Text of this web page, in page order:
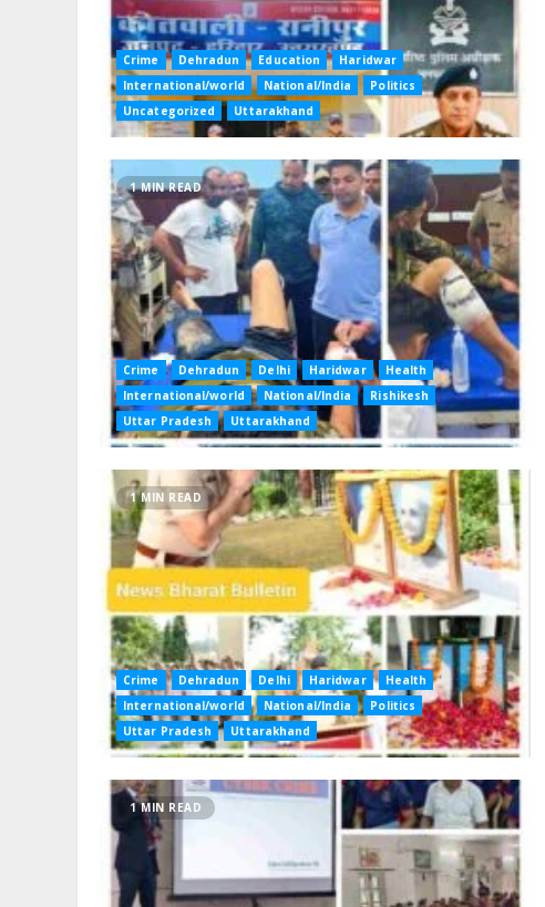
Crime Dehradun Education
Haridwar
International/world
National/India
Politics
Uncategorized
Uttarakhand
1 MIN READ
Crime Dehradun Delhi Haridwar
Health
International/world
National/India
Rishikesh
Uttar Pradesh
Uttarakhand
1 MIN READ
Crime Dehradun Delhi Haridwar
Health
International/world
National/India
Politics
Uttar Pradesh
Uttarakhand
1 MIN READ